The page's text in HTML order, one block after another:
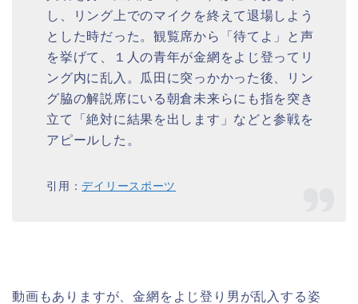
し、リング上でのマイクを終えて退場しよう
とした時だった。観覧席から「待てよ」と声
を挙げて、１人の青年が金網をよじ登ってリ
ング内に乱入。瓜田に突っかかった後、リン
グ脇の解説席にいる朝倉未来らにも指を突き
立て「絶対に結果を出します」などと参戦を
アピールした。
引用：デイリースポーツ
動画もありますが、金網をよじ登り男が乱入する姿